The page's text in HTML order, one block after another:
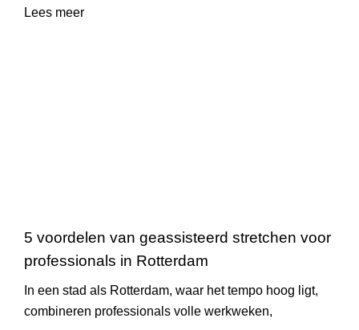
Lees meer
5 voordelen van geassisteerd stretchen voor
professionals in Rotterdam
In een stad als Rotterdam, waar het tempo hoog ligt,
combineren professionals volle werkweken,